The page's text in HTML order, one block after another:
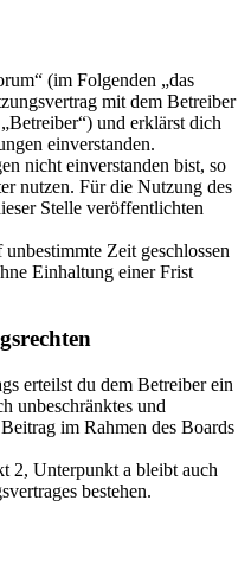
(im Folgenden „das
mit dem Betreiber
und erklärst dich
einverstanden.
nicht einverstanden bist, so
nutzen. Für die Nutzung des
Stelle veröffentlichten
Zeit geschlossen
Einhaltung einer Frist
erteilst du dem Betreiber ein
unbeschränktes und
im Rahmen des Boards
2, Unterpunkt a bleibt auch
bestehen.